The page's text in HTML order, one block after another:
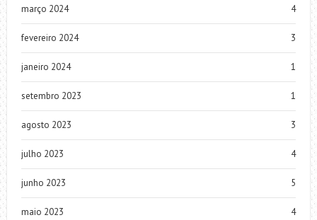
março 2024 4
fevereiro 2024 3
janeiro 2024 1
setembro 2023 1
agosto 2023 3
julho 2023 4
junho 2023 5
maio 2023 4